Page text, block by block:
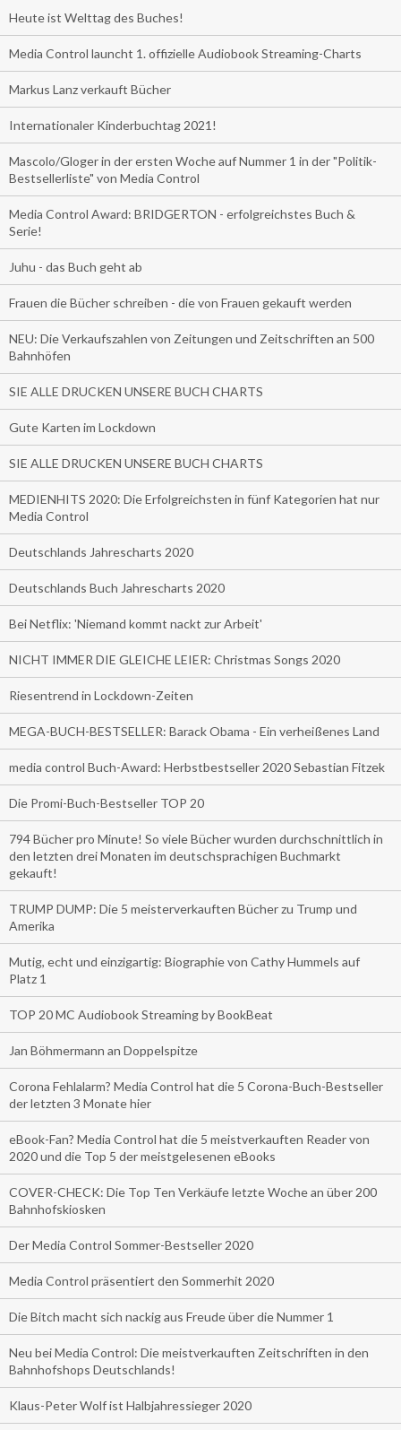
Heute ist Welttag des Buches!
Media Control launcht 1. offizielle Audiobook Streaming-Charts
Markus Lanz verkauft Bücher
Internationaler Kinderbuchtag 2021!
Mascolo/Gloger in der ersten Woche auf Nummer 1 in der "Politik-
Bestsellerliste" von Media Control
Media Control Award: BRIDGERTON - erfolgreichstes Buch &
Serie!
Juhu - das Buch geht ab
Frauen die Bücher schreiben - die von Frauen gekauft werden
NEU: Die Verkaufszahlen von Zeitungen und Zeitschriften an 500
Bahnhöfen
SIE ALLE DRUCKEN UNSERE BUCH CHARTS
Gute Karten im Lockdown
SIE ALLE DRUCKEN UNSERE BUCH CHARTS
MEDIENHITS 2020: Die Erfolgreichsten in fünf Kategorien hat nur
Media Control
Deutschlands Jahrescharts 2020
Deutschlands Buch Jahrescharts 2020
Bei Netflix: 'Niemand kommt nackt zur Arbeit'
NICHT IMMER DIE GLEICHE LEIER: Christmas Songs 2020
Riesentrend in Lockdown-Zeiten
MEGA-BUCH-BESTSELLER: Barack Obama - Ein verheißenes Land
media control Buch-Award: Herbstbestseller 2020 Sebastian Fitzek
Die Promi-Buch-Bestseller TOP 20
794 Bücher pro Minute! So viele Bücher wurden durchschnittlich in
den letzten drei Monaten im deutschsprachigen Buchmarkt
gekauft!
TRUMP DUMP: Die 5 meisterverkauften Bücher zu Trump und
Amerika
Mutig, echt und einzigartig: Biographie von Cathy Hummels auf
Platz 1
TOP 20 MC Audiobook Streaming by BookBeat
Jan Böhmermann an Doppelspitze
Corona Fehlalarm? Media Control hat die 5 Corona-Buch-Bestseller
der letzten 3 Monate hier
eBook-Fan? Media Control hat die 5 meistverkauften Reader von
2020 und die Top 5 der meistgelesenen eBooks
COVER-CHECK: Die Top Ten Verkäufe letzte Woche an über 200
Bahnhofskiosken
Der Media Control Sommer-Bestseller 2020
Media Control präsentiert den Sommerhit 2020
Die Bitch macht sich nackig aus Freude über die Nummer 1
Neu bei Media Control: Die meistverkauften Zeitschriften in den
Bahnhofshops Deutschlands!
Klaus-Peter Wolf ist Halbjahressieger 2020